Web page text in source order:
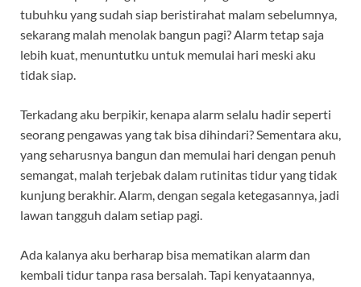
tubuhku yang sudah siap beristirahat malam sebelumnya,
sekarang malah menolak bangun pagi? Alarm tetap saja
lebih kuat, menuntutku untuk memulai hari meski aku
tidak siap.
Terkadang aku berpikir, kenapa alarm selalu hadir seperti
seorang pengawas yang tak bisa dihindari? Sementara aku,
yang seharusnya bangun dan memulai hari dengan penuh
semangat, malah terjebak dalam rutinitas tidur yang tidak
kunjung berakhir. Alarm, dengan segala ketegasannya, jadi
lawan tangguh dalam setiap pagi.
Ada kalanya aku berharap bisa mematikan alarm dan
kembali tidur tanpa rasa bersalah. Tapi kenyataannya,